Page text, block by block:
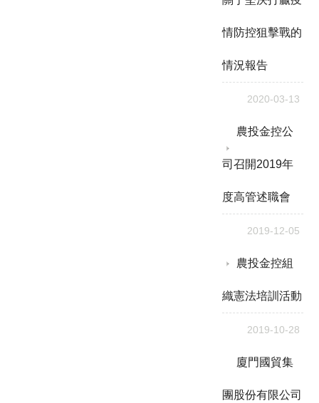
情防控狙擊戰的
情況報告
2020-03-13
農投金控公
司召開2019年
度高管述職會
2019-12-05
農投金控組
織憲法培訓活動
2019-10-28
廈門國貿集
團股份有限公司